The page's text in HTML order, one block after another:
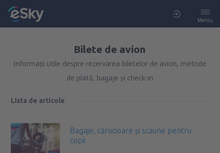
Meniu
Bilete de avion
Informații utile despre rezervarea biletelor de avion, metode
de plată, bagaje și check-in
Lista de articole
Bagaje, cărucioare și scaune pentru
copii